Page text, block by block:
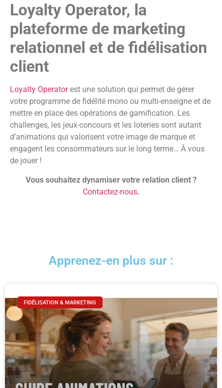
Loyalty Operator, la
plateforme de marketing
relationnel et de fidélisation
client
Loyalty Operatorest une solution qui permet de gérer
votre programme de fidélité mono ou multi-enseigne et de
mettre en place des opérations de gamification. Les
challenges, les jeux-concours et les loteries sont autant
d’animations qui valorisent votre image de marque et
engagent les consommateurs sur le long terme… À vous
de jouer !
Vous souhaitez dynamiser votre relation client ?
Contactez-nous.
Apprenez-en plus sur :
FIDÉLISATION & MARKETING